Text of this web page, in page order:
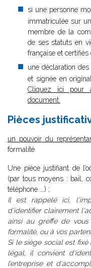
si une personne
immatriculée sur
membre de la
de ses statuts en
française et
une déclaration
et signée en
Cliquez ici pour
document.
Pièces
un pouvoir du
formalité
Une pièce justifiant de
(par tous moyens : bail,
téléphone ...) ;
Il est rappelé ici,
d'identifier clairement
ainsi au greffe de
formalité, ou à vos
Si le siège social est
légal, il convient
l’entreprise et